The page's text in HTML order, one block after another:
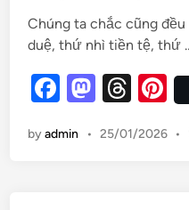
Chúng ta chắc cũng
duệ, thứ nhì tiền tệ, thứ
F
c
M
to
T
e
byadmin • 25/01/2026 •